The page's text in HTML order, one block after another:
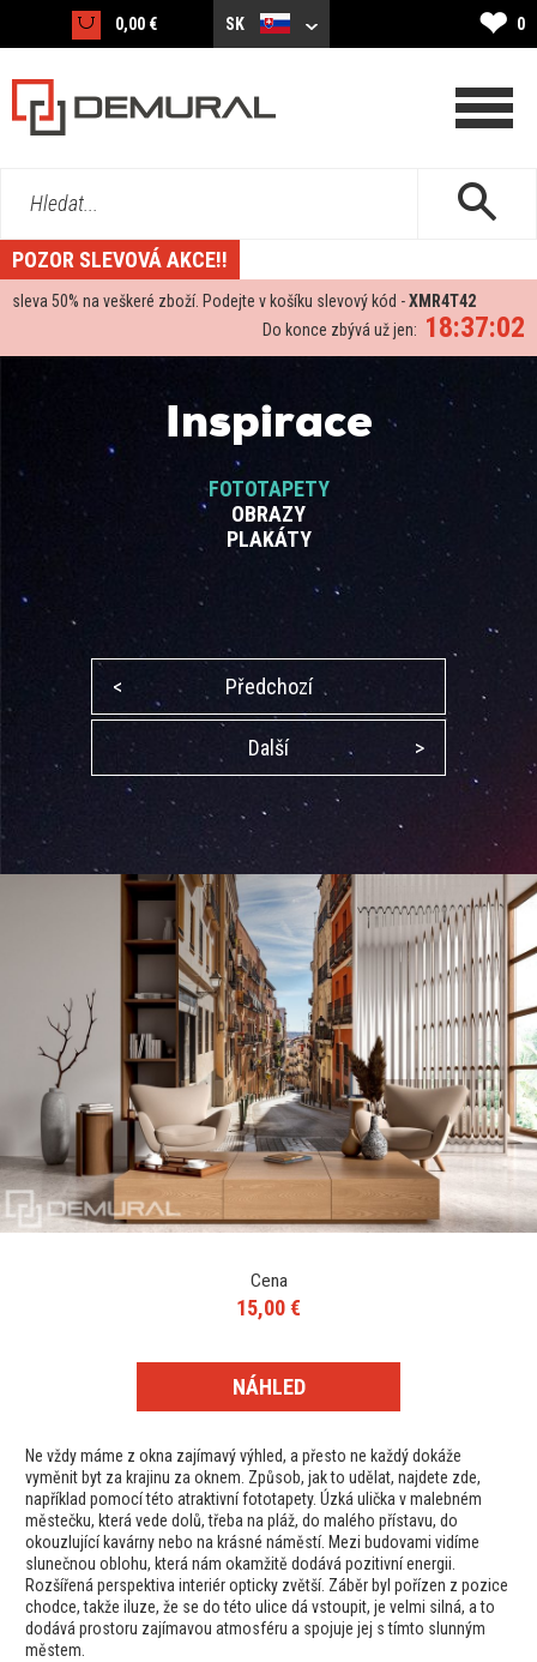
0,00 € SK ❤ 0
Hledat...
POZOR SLEVOVÁ AKCE!!
sleva 50% na veškeré zboží. Podejte v košíku slevový kód -XMR4T42
18:37:02
Do konce zbývá už jen:
Inspirace
FOTOTAPETY
OBRAZY
PLAKÁTY
< Předchozí
Další >
Cena
15,00 €
NÁHLED
Ne vždy máme z okna zajímavý výhled, a přesto ne každý dokáže
vyměnit byt za krajinu za oknem. Způsob, jak to udělat, najdete zde,
například pomocí této atraktivní fototapety. Úzká ulička v malebném
městečku, která vede dolů, třeba na pláž, do malého přístavu, do
okouzlující kavárny nebo na krásné náměstí. Mezi budovami vidíme
slunečnou oblohu, která nám okamžitě dodává pozitivní energii.
Rozšířená perspektiva interiér opticky zvětší. Záběr byl pořízen z pozice
chodce, takže iluze, že se do této ulice dá vstoupit, je velmi silná, a to
dodává prostoru zajímavou atmosféru a spojuje jej s tímto slunným
městem.